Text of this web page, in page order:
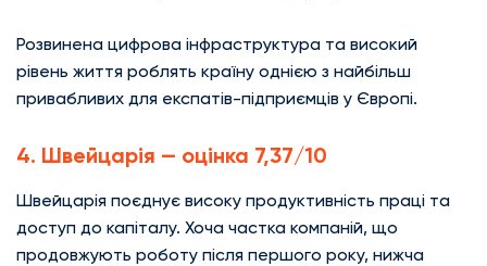
Розвинена цифрова інфраструктура та високий
рівень життя роблять країну однією з найбільш
привабливих для експатів-підприємців у Європі.
4. Швейцарія — оцінка 7,37/10
Швейцарія поєднує високу продуктивність праці та
доступ до капіталу. Хоча частка компаній, що
продовжують роботу після першого року, нижча